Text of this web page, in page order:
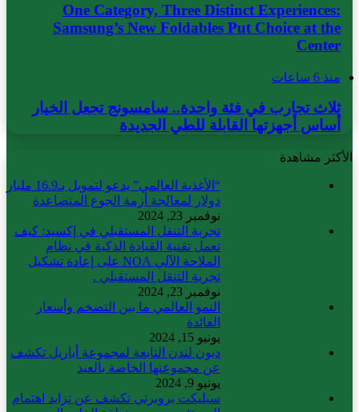
One Category, Three Distinct Experiences:
Samsung’s New Foldables Put Choice at the
Center
منذ 6 ساعات
ثلاث تجارب في فئة واحدة.. سامسونج تجعل الخيار
أساس أجهزتها القابلة للطي الجديدة
الأكثر مشاهدة
“الأغذية العالمي” يدعو لتمويل بـ16.9 مليار
دولار لمعالجة أزمة الجوع المتصاعدة
نوفمبر 23, 2024
تجربة التنقل المستقبلي في إكسيد: كيف
تعمل تقنية القيادة الذكية في نظام
الملاحة الآلي NOA على إعادة تشكيل
تجربة التنقل المستقبلي .
نوفمبر 23, 2024
النمو العالمي ما بين التضخم وأسعار
الفائدة
يونيو 15, 2024
ديون لندن التابعة لمجموعة أباريل تكشف
عن مجموعتها الخاصة بالعيد
يونيو 9, 2024
سيليكت بروبرتي تكشف عن تزايد اهتمام